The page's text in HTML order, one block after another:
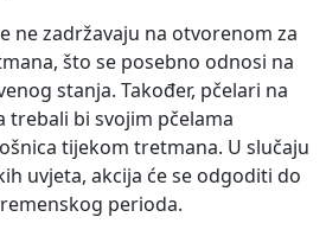
ne zadržavaju na otvorenom za
što se posebno odnosi na
stanja. Također, pčelari na
bi svojim pčelama
tijekom tretmana. U slučaju
uvjeta, akcija će se odgoditi do
perioda.